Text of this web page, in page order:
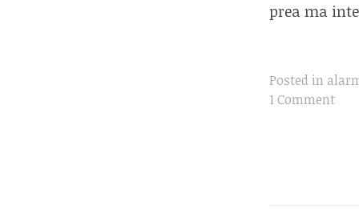
prea ma
Posted in
1 Comment